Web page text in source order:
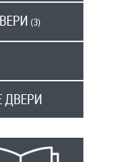
(3)
ДВЕРИ